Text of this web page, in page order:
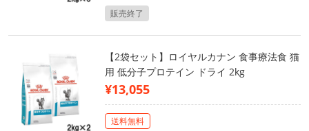
販売終了
【2袋セット】ロイヤルカナン 食事療法食 猫
用 低分子プロテイン ドライ 2kg
¥13,055
送料無料